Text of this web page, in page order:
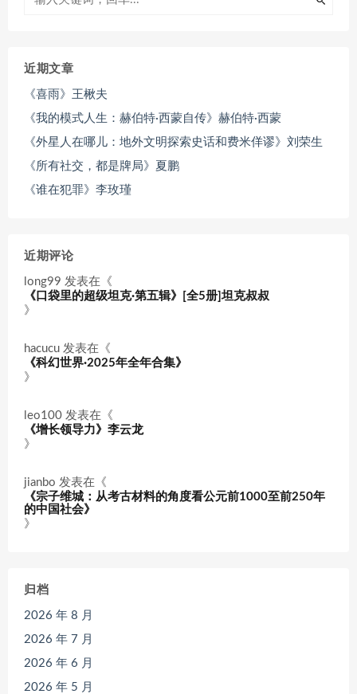
近期文章
《喜雨》王楸夫
《我的模式人生：赫伯特·西蒙自传》赫伯特·西蒙
《外星人在哪儿：地外文明探索史话和费米佯谬》刘荣生
《所有社交，都是牌局》夏鹏
《谁在犯罪》李玫瑾
近期评论
long99 发表在《
《口袋里的超级坦克·第五辑》[全5册]坦克叔叔
》
hacucu 发表在《
《科幻世界·2025年全年合集》
》
leo100 发表在《
《增长领导力》李云龙
》
jianbo 发表在《
《宗子维城：从考古材料的角度看公元前1000至前250年
的中国社会》
》
归档
2026 年 8 月
2026 年 7 月
2026 年 6 月
2026 年 5 月